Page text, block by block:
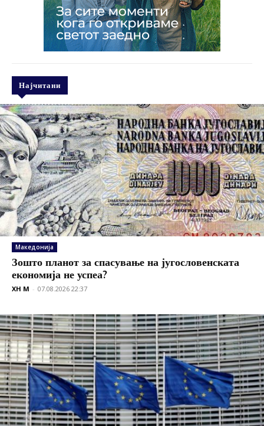
Најчитани
Македонија
Зошто планот за спасување на југословенската
економија не успеа?
XH M - 07.08.2026 22:37